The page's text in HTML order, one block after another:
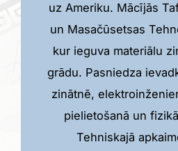
uz Ameriku. Mācījās
un Masačūsetsas
kur ieguva materiālu
grādu. Pasniedza
zinātnē,
pielietošanā un
Tehniskajā